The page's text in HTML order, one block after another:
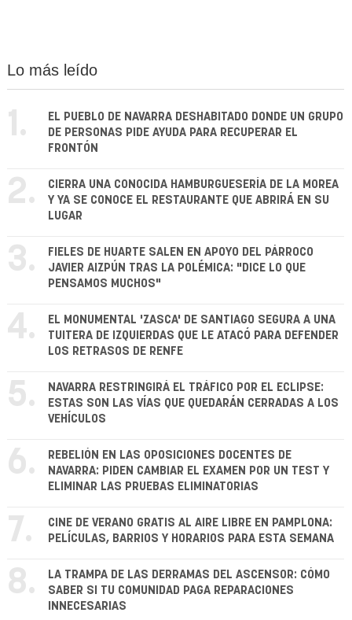
Lo más leído
1.
EL PUEBLO DE NAVARRA DESHABITADO DONDE UN GRUPO
DE PERSONAS PIDE AYUDA PARA RECUPERAR EL
FRONTÓN
2.
CIERRA UNA CONOCIDA HAMBURGUESERÍA DE LA MOREA
Y YA SE CONOCE EL RESTAURANTE QUE ABRIRÁ EN SU
LUGAR
3.
FIELES DE HUARTE SALEN EN APOYO DEL PÁRROCO
JAVIER AIZPÚN TRAS LA POLÉMICA: "DICE LO QUE
PENSAMOS MUCHOS"
4.
EL MONUMENTAL 'ZASCA' DE SANTIAGO SEGURA A UNA
TUITERA DE IZQUIERDAS QUE LE ATACÓ PARA DEFENDER
LOS RETRASOS DE RENFE
5.
NAVARRA RESTRINGIRÁ EL TRÁFICO POR EL ECLIPSE:
ESTAS SON LAS VÍAS QUE QUEDARÁN CERRADAS A LOS
VEHÍCULOS
6.
REBELIÓN EN LAS OPOSICIONES DOCENTES DE
NAVARRA: PIDEN CAMBIAR EL EXAMEN POR UN TEST Y
ELIMINAR LAS PRUEBAS ELIMINATORIAS
7.
CINE DE VERANO GRATIS AL AIRE LIBRE EN PAMPLONA:
PELÍCULAS, BARRIOS Y HORARIOS PARA ESTA SEMANA
8.
LA TRAMPA DE LAS DERRAMAS DEL ASCENSOR: CÓMO
SABER SI TU COMUNIDAD PAGA REPARACIONES
INNECESARIAS